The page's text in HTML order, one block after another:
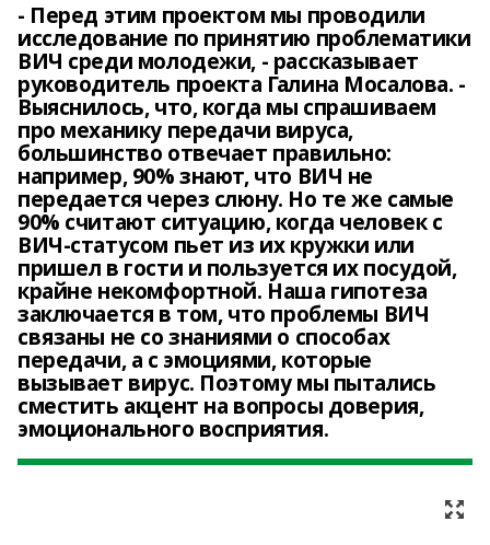
- Перед этим проектом мы проводили
исследование по принятию проблематики
ВИЧ среди молодежи, - рассказывает
руководитель проекта Галина Мосалова. -
Выяснилось, что, когда мы спрашиваем
про механику передачи вируса,
большинство отвечает правильно:
например, 90% знают, что ВИЧ не
передается через слюну. Но те же самые
90% считают ситуацию, когда человек с
ВИЧ-статусом пьет из их кружки или
пришел в гости и пользуется их посудой,
крайне некомфортной. Наша гипотеза
заключается в том, что проблемы ВИЧ
связаны не со знаниями о способах
передачи, а с эмоциями, которые
вызывает вирус. Поэтому мы пытались
сместить акцент на вопросы доверия,
эмоционального восприятия.